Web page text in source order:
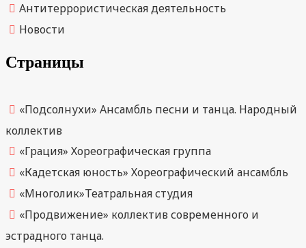
Антитеррористическая деятельность
Новости
Страницы
«Подсолнухи» Ансамбль песни и танца. Народный
коллектив
«Грация» Хореографическая группа
«Кадетская юность» Хореографический ансамбль
«Многолик»Театральная студия
«Продвижение» коллектив современного и
эстрадного танца.